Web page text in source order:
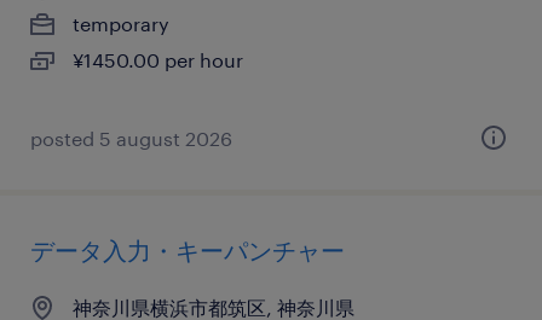
temporary
¥1450.00 per hour
posted 5 august 2026
データ入力・キーパンチャー
神奈川県横浜市都筑区, 神奈川県